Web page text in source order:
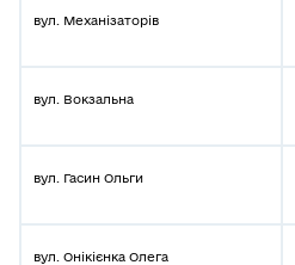
вул. Механізаторів
вул. Вокзальна
вул. Гасин Ольги
вул. Онікієнка Олега